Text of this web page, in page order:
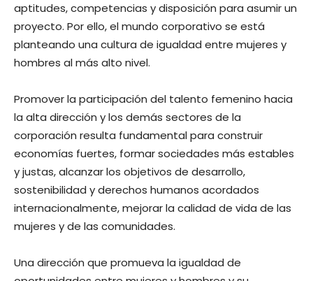
aptitudes, competencias y disposición para asumir un
proyecto. Por ello, el mundo corporativo se está
planteando una cultura de igualdad entre mujeres y
hombres al más alto nivel.
Promover la participación del talento femenino hacia
la alta dirección y los demás sectores de la
corporación resulta fundamental para construir
economías fuertes, formar sociedades más estables
y justas, alcanzar los objetivos de desarrollo,
sostenibilidad y derechos humanos acordados
internacionalmente, mejorar la calidad de vida de las
mujeres y de las comunidades.
Una dirección que promueva la igualdad de